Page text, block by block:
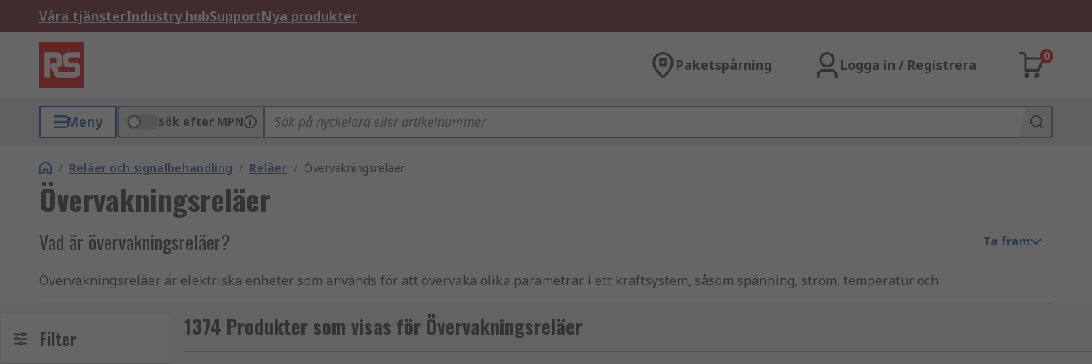
Våra tjänsterIndustry hubSupportNya produkter
Paketspårning Logga in / Registrera
0
Meny Sök efter MPN
/ Reläer och signalbehandling / Reläer / Övervakningsreläer
Övervakningsreläer
Vad är övervakningsreläer?
Övervakningsreläer är elektriska enheter som används för att övervaka olika parametrar i ett kraftsystem, såsom spänning, ström, temperatur och
i ett system och varna operatörer eller vidta korrigerande åtgärder för att förhindra skador på utrustning eller personskador.
Ta fram
Filter 1374 Produkter som visas för Övervakningsreläer